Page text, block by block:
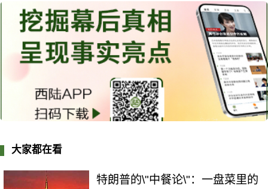
大家都在看
特朗普的\"中餐论\"：一盘菜里的